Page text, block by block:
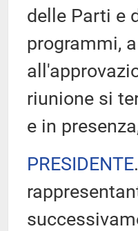
delle Parti e
programmi,
riunione si
e in
PRESIDENTE